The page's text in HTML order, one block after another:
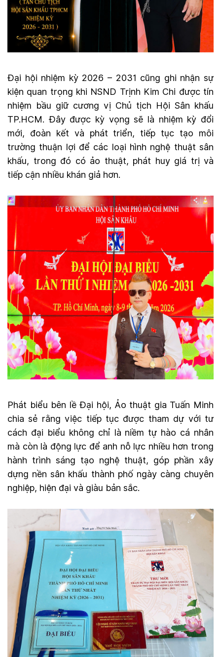
Đại hội nhiệm kỳ 2026 – 2031 cũng ghi nhận sự
kiện quan trọng khi NSND Trịnh Kim Chi được tín
nhiệm bầu giữ cương vị Chủ tịch Hội Sân khấu
TP.HCM. Đây được kỳ vọng sẽ là nhiệm kỳ đổi
mới, đoàn kết và phát triển, tiếp tục tạo môi
trường thuận lợi để các loại hình nghệ thuật sân
khấu, trong đó có ảo thuật, phát huy giá trị và
tiếp cận nhiều khán giả hơn.
Phát biểu bên lề Đại hội, Ảo thuật gia Tuấn Minh
chia sẻ rằng việc tiếp tục được tham dự với tư
cách đại biểu không chỉ là niềm tự hào cá nhân
mà còn là động lực để anh nỗ lực nhiều hơn trong
hành trình sáng tạo nghệ thuật, góp phần xây
dựng nền sân khấu thành phố ngày càng chuyên
nghiệp, hiện đại và giàu bản sắc.